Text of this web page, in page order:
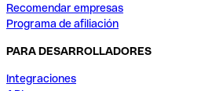
Recomendar empresas
Programa de afiliación
PARA DESARROLLADORES
Integraciones